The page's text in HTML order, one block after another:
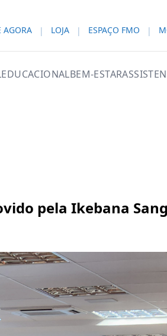
AGORA LOJA ESPAÇO FMO
EDUCACIONALBEM-ESTAR
pela Ikebana